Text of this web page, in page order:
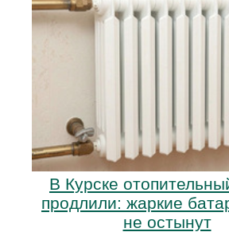
В Курске
продлили: жаркие
не остынут